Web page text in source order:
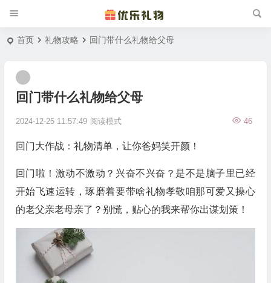
首页 礼物攻略 回门带什么礼物给父母
回门带什么礼物给父母
2024-12-25 11:57:49 46
阅读模式
回门大作战：礼物清单，让你爸妈笑开颜！
回门啦！激动不激动？兴奋不兴奋？是不是脑子里已经
开始飞速运转，琢磨着要带啥礼物孝敬咱那可爱又操心
的老父亲老母亲了？别慌，贴心的我来帮你出谋划策！